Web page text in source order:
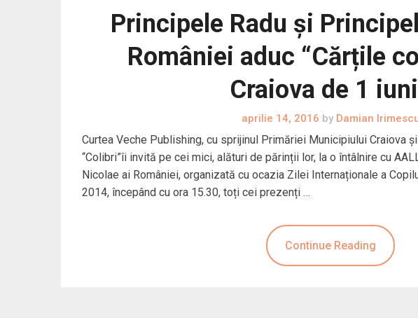
Principele Radu şi
României aduc “Cărțile
Craiova de 1
aprilie 14, 2016 byDamian
Curtea Veche Publishing, cu sprijinul Primăriei Municipiului Craiova
“Colibri”îi invită pe cei mici, alături de părinții lor, la o întâlnire cu
Nicolae ai României, organizată cu ocazia Zilei Internaționale a
2014, începând cu ora 15.30, toți cei prezenți …
Continue Reading